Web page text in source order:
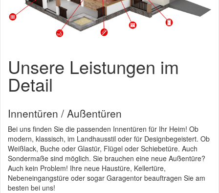
Unsere Leistungen im
Detail
Innentüren / Außentüren
Bei uns finden Sie die passenden Innentüren für Ihr Heim! Ob
modern, klassisch, im Landhausstil oder für Designbegeistert. Ob
Weißlack, Buche oder Glastür, Flügel oder Schiebetüre. Auch
Sondermaße sind möglich. Sie brauchen eine neue Außentüre?
Auch kein Problem! Ihre neue Haustüre, Kellertüre,
Nebeneingangstüre oder sogar Garagentor beauftragen Sie am
besten bei uns!